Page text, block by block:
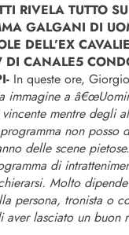
RIVELA TUTTO
GALGANI DI
DELL’EX
DI CANALE5
In queste ore,
immagine a
mentre degli
non posso
delle scene
di
Molto
persona, tronista o
lasciato un buon